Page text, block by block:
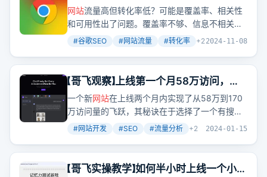
是怎么办？
网站流量高但转化率低？可能是覆盖率、相关性
和可用性出了问题。覆盖率不够、信息不相关、
用户体验差，这些都可能是潜在客户流失的原
呢？
#谷歌SEO #网站流量 #转化率 +22024-11-08
【哥飞观察】上线第一个月58万访问，第
二个月170万访问的网站是如何做到的
一个新网站在上线两个月内实现了从58万到170
万访问量的飞跃，其秘诀在于选择了一个有搜索
量的关键词作为网站
名称，并通过自然搜索、外
#网站开发 #SEO #流量分析 +2 2024-01-15
【哥飞实操教学】如何半小时上线一个小游